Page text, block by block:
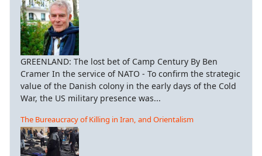
GREENLAND: The lost bet of Camp Century By Ben
Cramer In the service of NATO - To confirm the strategic
value of the Danish colony in the early days of the Cold
War, the US military presence was...
The Bureaucracy of Killing in Iran, and Orientalism